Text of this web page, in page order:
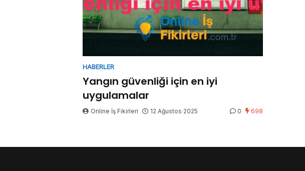
HABERLER
Yangın güvenliği için en iyi
uygulamalar
Online İş Fikirleri 12 Ağustos 2025 0 698